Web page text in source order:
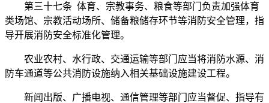
第三十七条 体育、宗教事务、粮食等部门负责加强体育
类场馆、宗教活动场所、储备粮储存环节等消防安全管理，指
导开展消防安全标准化管理。
农业农村、水行政、交通运输等部门应当将消防水源、消
防车通道等公共消防设施纳入相关基础设施建设工程。
新闻出版、广播电视、通信管理等部门应当督促、指导有